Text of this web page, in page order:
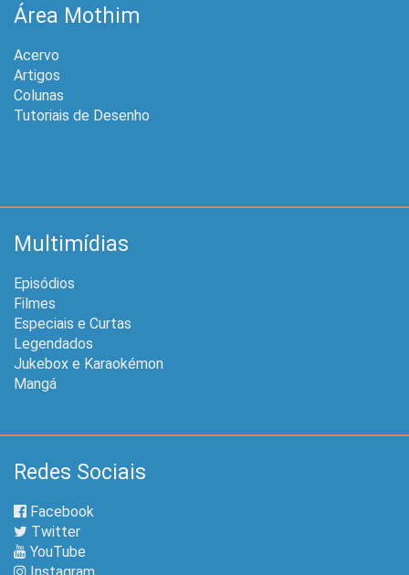
Área Mothim
Acervo
Artigos
Colunas
Tutoriais de Desenho
Multimídias
Episódios
Filmes
Especiais e Curtas
Legendados
Jukebox e Karaokémon
Mangá
Redes Sociais
Facebook
Twitter
YouTube